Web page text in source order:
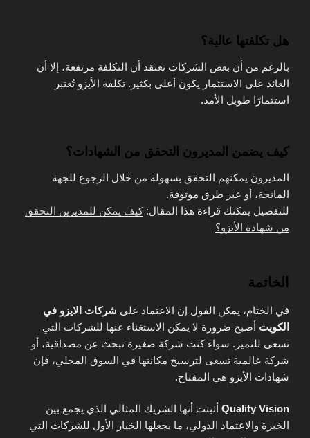
هل تكلفتها عالية؟
بالرغم من أن بعض الشركات تعتقد أن التكلفة مرتفعة، إلا أن
العائد على الاستثمار يكون أعلى بكثير. تكلفة الأيزو تُعتبر
استثمارًا طويل الأمد.
كيف يضمن المديرون التحقق من الشهادات؟
المديرون يمكنهم التحقق بسهولة من خلال الرجوع للجهة
المانحة، أو عبر طرق موثوقة.
للتفصيل يمكنك قراءة هذا المقال:كيف يمكن للمديرين التحقق
من شهادة الأيزو؟
الخاتمة
في الختام، يمكن القول إن الاعتماد على شركات الايزو في
الكويت أصبح ضرورة لا يمكن الاستغناء عنها للشركات التي
تسعى للتميز. سواء كنت شركة صغيرة تبحث عن مصداقية، أو
شركة عالمية تسعى لترسيخ مكانتها في السوق المحلي، فإن
شهادات الأيزو هي المفتاح.
Quality Vision أثبتت أنها الشريك المثالي الذي يجمع بين
الخبرة والاعتماد الدولي، ما يجعلها الخيار الأول للشركات التي